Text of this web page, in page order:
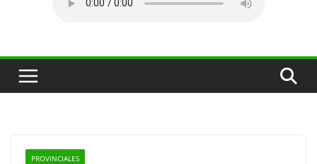
PROVINCIALES